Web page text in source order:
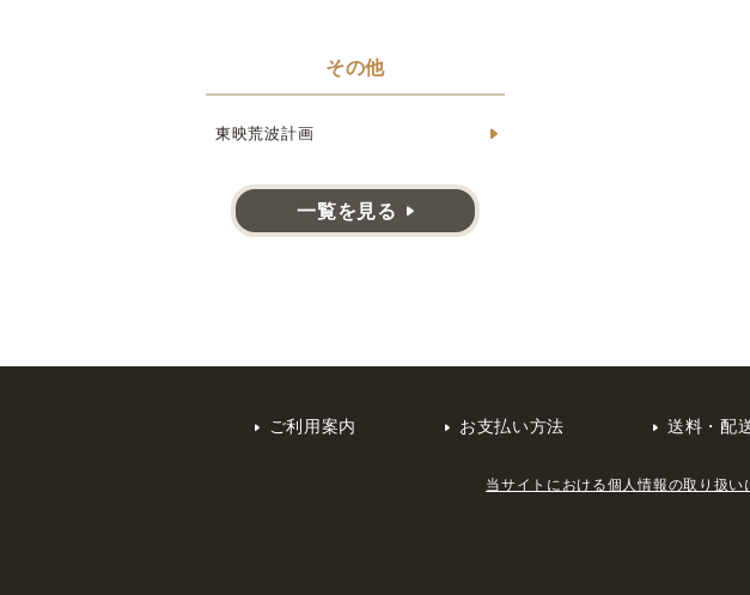
その他
東映荒波計画
一覧を見る
ご利用案内 お支払い方法 送料・配
当サイトにおける個人情報の取り扱い